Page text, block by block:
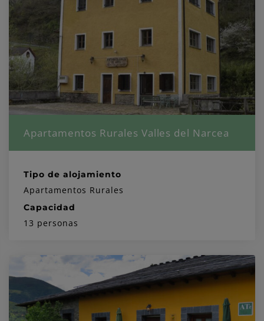
Apartamentos Rurales Valles del Narcea
Tipo de alojamiento
Apartamentos Rurales
Capacidad
13 personas